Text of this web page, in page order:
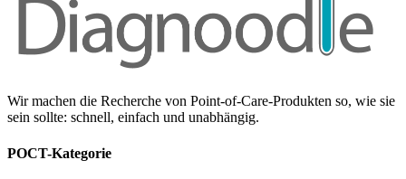
Wir machen die Recherche von Point-of-Care-Produkten so, wie sie
sein sollte: schnell, einfach und unabhängig.
POCT-Kategorie